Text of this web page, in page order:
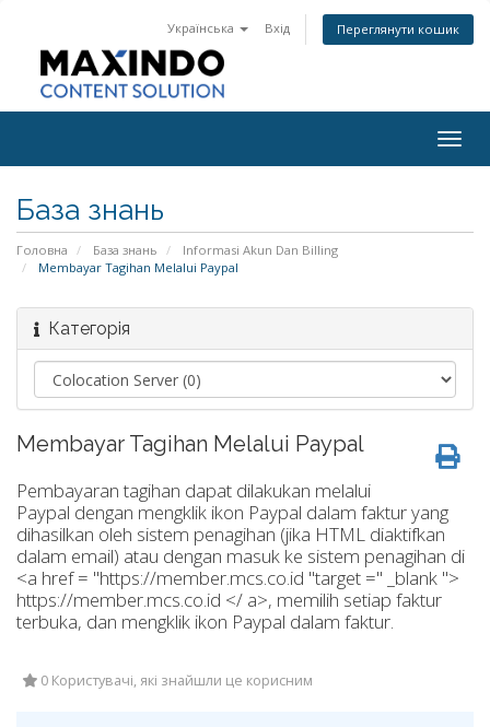
Українська Вхід Переглянути кошик
База знань
Головна База знань
Informasi Akun Dan Billing
Membayar Tagihan Melalui Paypal
Категорія
Membayar Tagihan Melalui Paypal
Pembayaran tagihan dapat dilakukan melalui
Paypal dengan mengklik ikon Paypal dalam fakturyang
dihasilkan oleh sistem penagihan (jika HTML diaktifkan
dalam email) atau dengan masuk ke sistem penagihan di
<a href = "https://member.mcs.co.id "target =" _blank ">
https://member.mcs.co.id </ a>, memilih setiap faktur
terbuka, dan mengklik ikon Paypal dalam faktur.
0 Користувачі, які знайшли це корисним